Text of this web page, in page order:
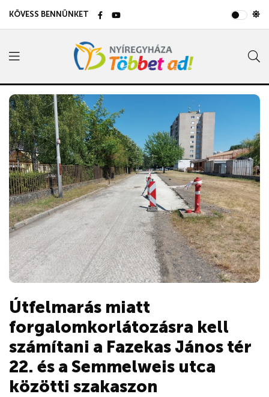
KÖVESS BENNÜNKET
Útfelmarás miatt
forgalomkorlátozásra kell
számítani a Fazekas János tér
22. és a Semmelweis utca
közötti szakaszon